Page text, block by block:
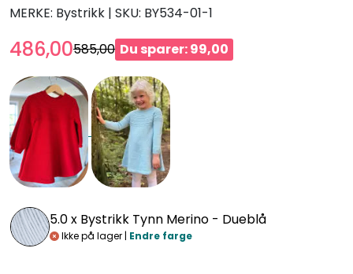
MERKE: Bystrikk | SKU: BY534-01-1
486,00585,00 Du sparer: 99,00
5.0 x Bystrikk Tynn Merino - Dueblå
Ikke på lager | Endre farge